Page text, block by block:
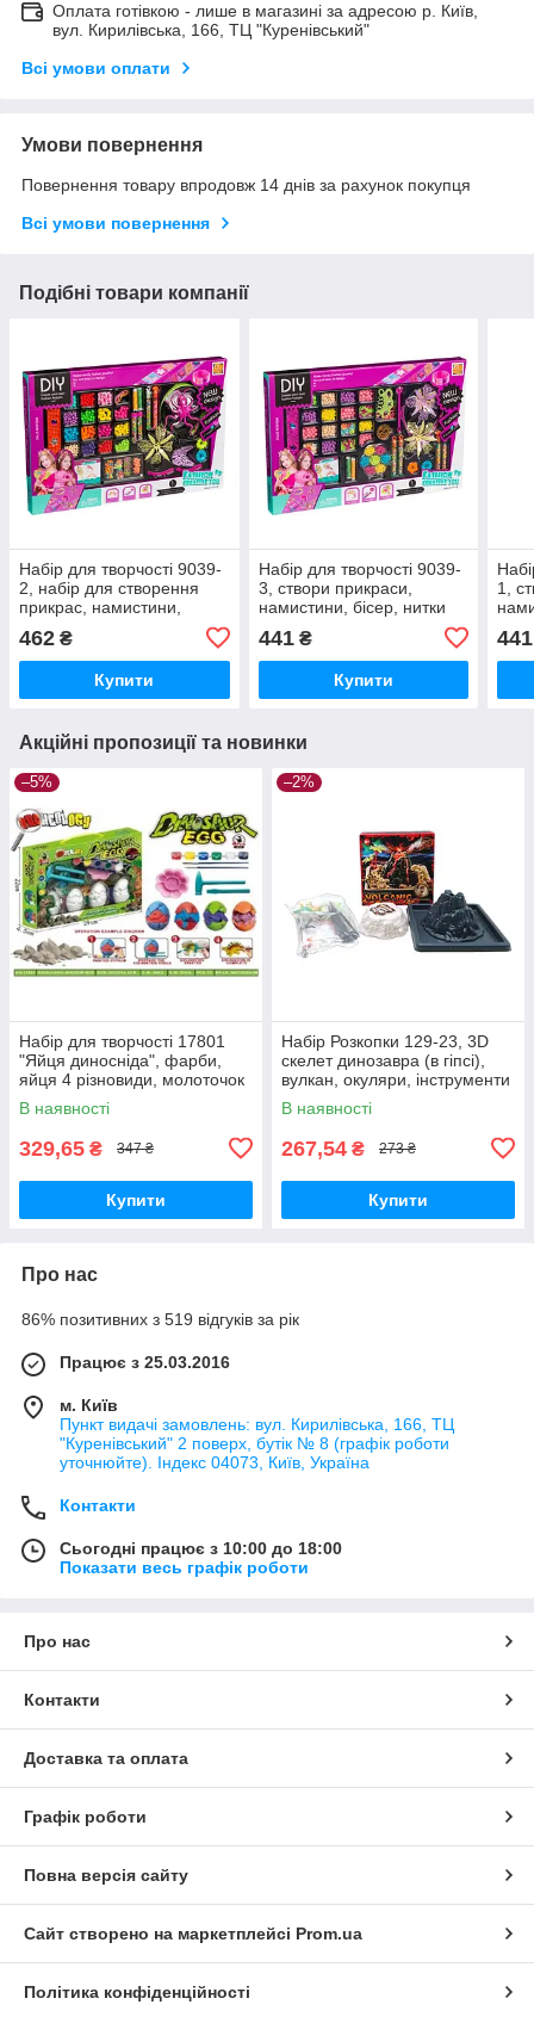
Оплата готівкою - лише в магазині за адресою р. Київ,
вул. Кирилівська, 166, ТЦ "Куренівський"
Всі умови оплати
Умови повернення
Повернення товару впродовж 14 днів за рахунок покупця
Всі умови повернення
Подібні товари компанії
Набір для творчості 9039-
2, набір для створення
прикрас, намистини,
462 ₴
Купити
Набір для творчості 9039-
3, створи прикраси,
намистини, бісер, нитки
441₴
Купити
1,
441
Акційні пропозиції та новинки
–5%
Набір для творчості 17801
"Яйця диносніда", фарби,
яйця 4 різновиди, молоточок
В наявності
329,65 ₴ 347 ₴
Купити
–2%
Набір Розкопки 129-23, 3D
скелет динозавра (в гіпсі),
вулкан, окуляри, інструменти
В наявності
267,54 ₴ 273 ₴
Купити
Про нас
86% позитивних з 519 відгуків за рік
Працює з 25.03.2016
м. Київ
Пункт видачі замовлень: вул. Кирилівська, 166, ТЦ
"Куренівський" 2 поверх, бутік № 8 (графік роботи
уточнюйте). Індекс 04073, Київ, Україна
Контакти
Сьогодні працює з 10:00 до 18:00
Показати весь графік роботи
Про нас
Контакти
Доставка та оплата
Графік роботи
Повна версія сайту
Сайт створено на маркетплейсі Prom.ua
Політика конфіденційності